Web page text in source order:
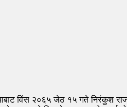
विंस २०६५ जेठ १५ गते निरंकुश